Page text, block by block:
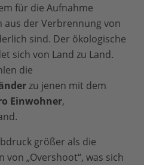
für die Aufnahme
aus der Verbrennung von
sind. Der ökologische
sich von Land zu Land.
die
zu jenen mit dem
Einwohner,
größer als die
„Overshoot“, was sich